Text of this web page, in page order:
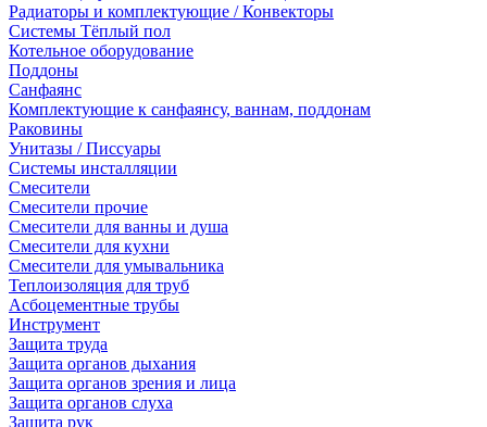
Радиаторы и комплектующие / Конвекторы
Системы Тёплый пол
Котельное оборудование
Поддоны
Санфаянс
Комплектующие к санфаянсу, ваннам, поддонам
Раковины
Унитазы / Писсуары
Системы инсталляции
Смесители
Смесители прочие
Смесители для ванны и душа
Смесители для кухни
Смесители для умывальника
Теплоизоляция для труб
Асбоцементные трубы
Инструмент
Защита труда
Защита органов дыхания
Защита органов зрения и лица
Защита органов слуха
Защита рук